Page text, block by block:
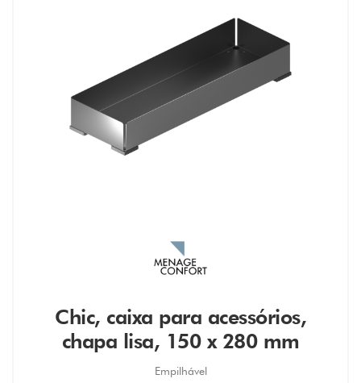
Chic, caixa para acessórios,
chapa lisa, 150 x 280 mm
Empilhável